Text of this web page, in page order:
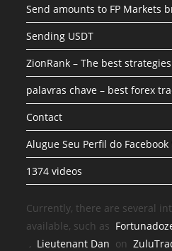
Send amounts to FP Markets
Sending USDT
ZionRank – The best strategies
palavras chave – best forex
Contact
Alugue Seu Perfil do
1374 videos
Currently, there are several
available, such as
, Lieutenant Dan on